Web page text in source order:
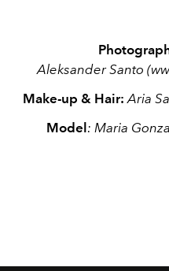
Aleksander Santo
Make-up & Hair: Aria
Model: Maria